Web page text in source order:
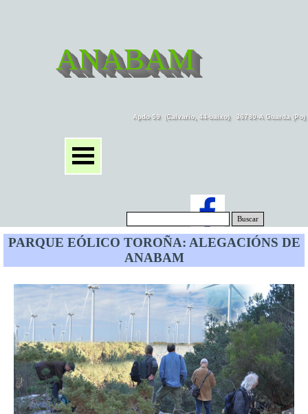
ANABAM
Apdo 59  (Calvario, 44-baixo)   36780-A Guarda
Buscar
PARQUE EÓLICO TOROÑA: ALEGACIÓNS DE
ANABAM